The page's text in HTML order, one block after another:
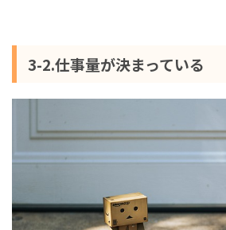
3-2.仕事量が決まっている